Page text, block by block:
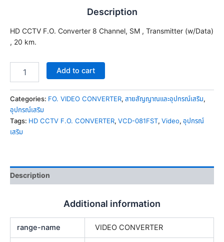
Description
HD CCTV F.O. Converter 8 Channel, SM , Transmitter (w/Data)
, 20 km.
Add to cart
Categories: FO. VIDEO CONVERTER, สายสัญญาณและอุปกรณ์เสริม,
อุปกรณ์เสริม
Tags: HD CCTV F.O. CONVERTER, VCD-081FST, Video, อุปกรณ์
เสริม
Description
Additional information
range-name VIDEO CONVERTER